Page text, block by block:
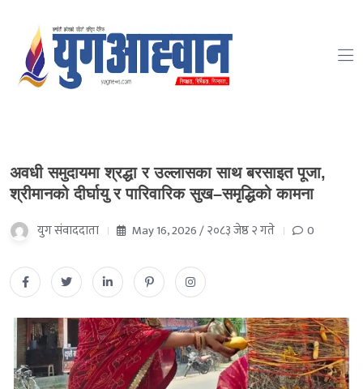
अवधी समुदायमा श्रद्धा र उल्लासका साथ बरसाइत पूजा,
श्रीमानको दीर्घायु र पारिवारिक सुख–समृद्धिको कामना
युग संवाददाता May 16, 2026 / २०८३ जेष्ठ २ गते 0